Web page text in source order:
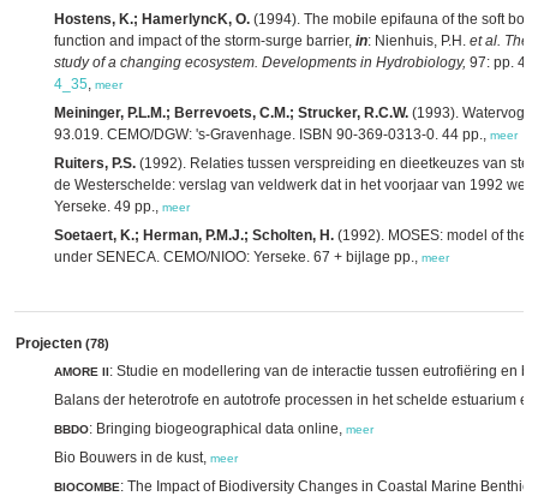
Hostens, K.; HamerlyncK, O. (1994). The mobile epifauna of the soft
function and impact of the storm-surge barrier, in: Nienhuis, P.H. et al. The
study of a changing ecosystem. Developments in Hydrobiology, 97: pp.
4_35, meer
Meininger, P.L.M.; Berrevoets, C.M.; Strucker, R.C.W. (1993).
93.019. CEMO/DGW: 's-Gravenhage. ISBN 90-369-0313-0. 44 pp., meer
Ruiters, P.S. (1992). Relaties tussen verspreiding en dieetkeuzes van
de Westerschelde: verslag van veldwerk dat in het voorjaar van 1992
Yerseke. 49 pp., meer
Soetaert, K.; Herman, P.M.J.; Scholten, H. (1992). MOSES: model of the
under SENECA. CEMO/NIOO: Yerseke. 67 + bijlage pp., meer
Projecten (78)
AMORE II: Studie en modellering van de interactie tussen eutrofiëring en
Balans der heterotrofe en autotrofe processen in het schelde estuarium
BBDO: Bringing biogeographical data online, meer
Bio Bouwers in de kust, meer
BIOCOMBE: The Impact of Biodiversity Changes in Coastal Marine Benthic